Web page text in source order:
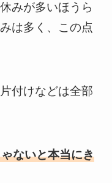
みが多いほうら
は多く、この点
付けなどは全部
ないと本当にき